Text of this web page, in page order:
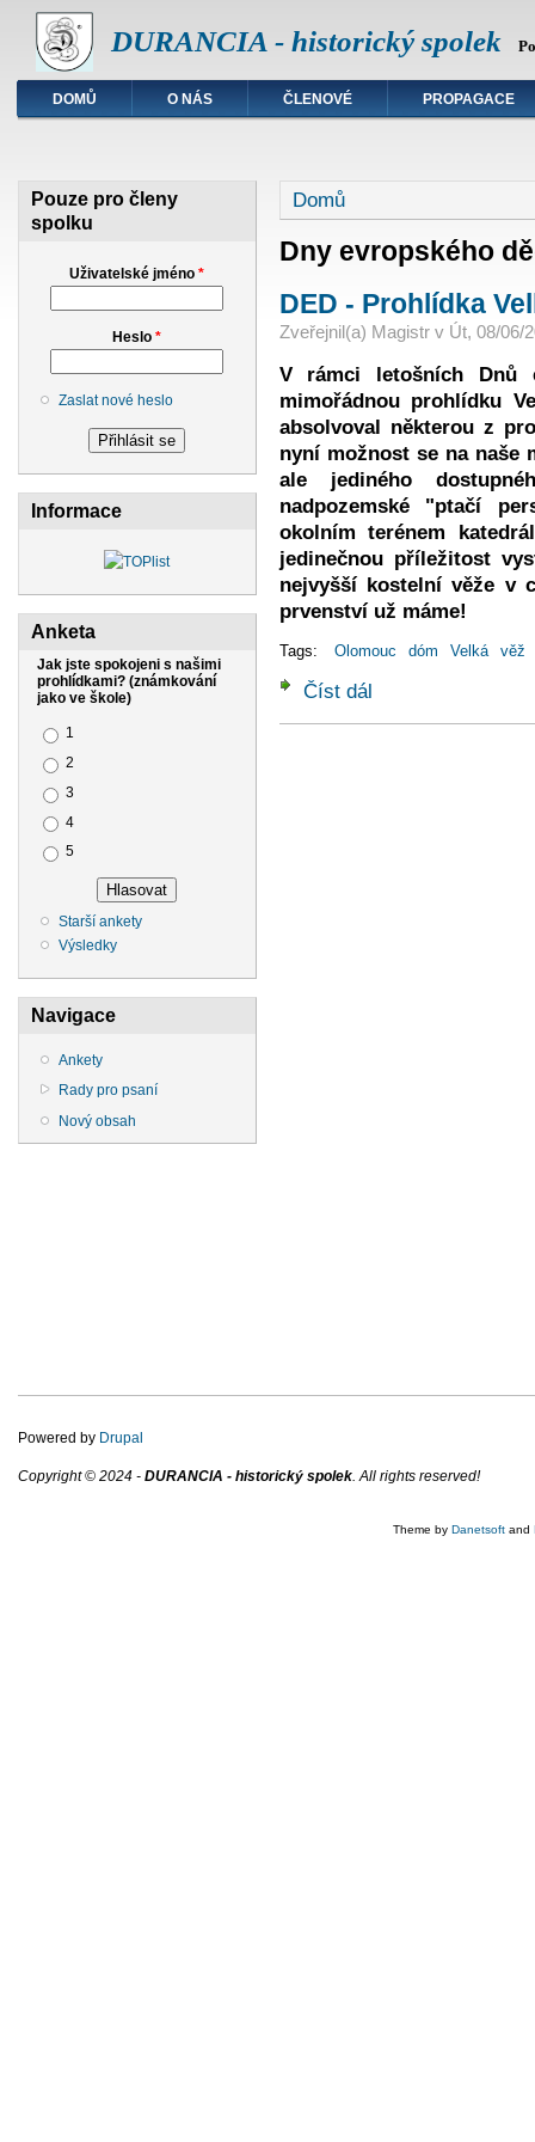
DURANCIA - historický spolek
DOMŮ O NÁS ČLENOVÉ PROPAGACE
Pouze pro členy
spolku
Uživatelské jméno*
Heslo*
Zaslat nové heslo
Informace
Anketa
Jak jste spokojeni s našimi
prohlídkami? (známkování
jako ve škole)
Možnosti výběru
1
2
3
4
5
Starší ankety
Výsledky
Navigace
Ankety
Rady pro psaní
Nový obsah
Jste zde
Domů
Dny evropského
DED - Prohlídka
Zveřejnil(a) Magistrv Út, 08/06/
V rámci letošních Dnů
mimořádnou prohlídku
absolvoval některou z
nyní možnost se na naše
ale jediného
nadpozemské "ptačí
okolním terénem
jedinečnou příležitost
nejvyšší kostelní věže v
prvenství už máme!
Tags: Olomouc dóm Velká věž
Číst dál
Powered by Drupal
Copyright © 2024 - DURANCIA - historický spolek. All rights reserved!
Theme by Danetsoft and